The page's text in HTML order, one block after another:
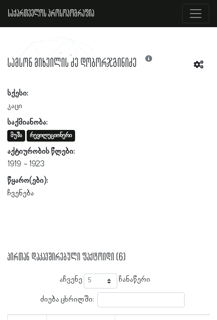
საქართველოს პროსოპოგრაფია
სამსონ მიხეილის ძე დობორჯგინიძე
სქესი:
კაცი
საქმიანობა:
მუშა რევოლუციონერი
აქტიურობის წლები:
1919
1923
წყარო(ები):
ჩვენება
პირთან დაკავშირებული ფაქტოიდი (6)
აჩვენე ჩანაწერი
ძიება ცხრილში: